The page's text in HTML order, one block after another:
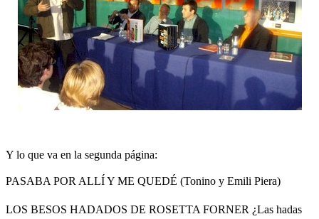
Y lo que va en la segunda página:
PASABA POR ALLÍ Y ME QUEDÉ (Tonino y Emili Piera)
LOS BESOS HADADOS DE ROSETTA FORNER ¿Las hadas